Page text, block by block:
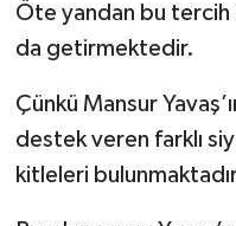
Öte yandan bu tercih
da getirmektedir.
Çünkü Mansur
destek veren farklı
kitleleri